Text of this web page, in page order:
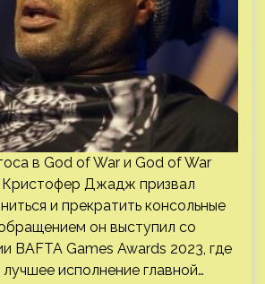
в God of War и God of War
Кристофер Джадж призвал
и прекратить консольные
он выступил со
BAFTA Games Awards 2023, где
лучшее исполнение главной…